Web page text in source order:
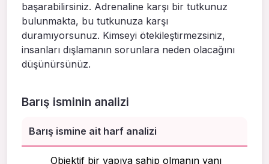
başarabilirsiniz. Adrenaline karşı bir tutkunuz
bulunmakta, bu tutkunuza karşı
duramıyorsunuz. Kimseyi ötekileştirmezsiniz,
insanları dışlamanın sorunlara neden olacağını
düşünürsünüz.
Barış isminin analizi
Barış ismine ait harf analizi
Objektif bir yapıya sahip olmanın yanı